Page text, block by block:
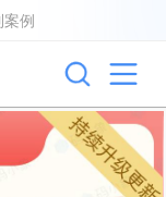
案例